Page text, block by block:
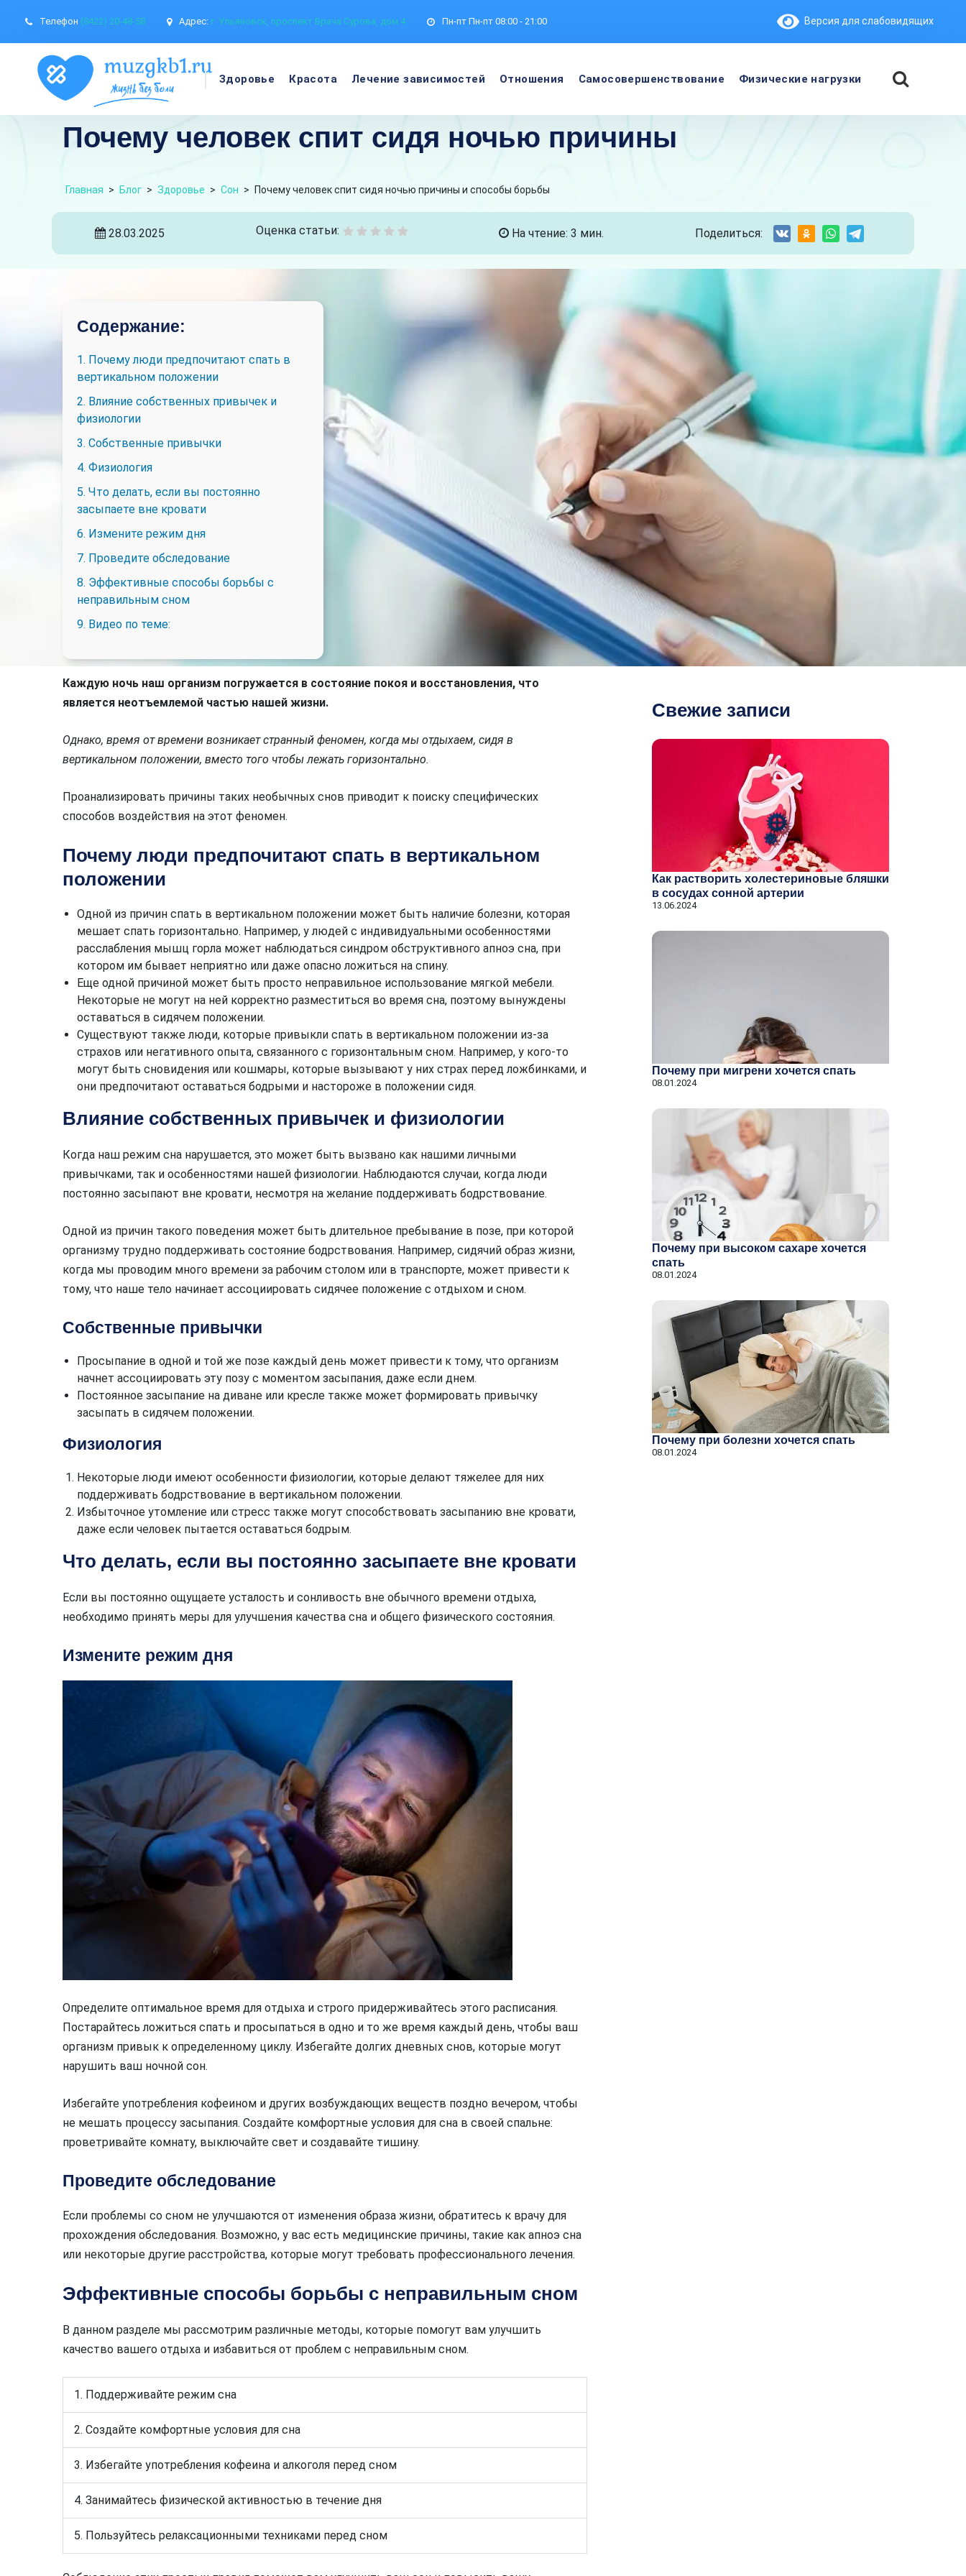
Телефон (8422) 20-48-58 Адрес: г. Ульяновск, проспект Врача Сурова, дом 4 Пн-пт Пн-пт 08:00 - 21:00 Версия для слабовидящих
Здоровье Красота Лечение зависимостей Отношения Самосовершенствование Физические нагрузки
Почему человек спит сидя ночью причины
Главная > Блог > Здоровье > Сон > Почему человек спит сидя ночью причины и способы борьбы
28.03.2025 Оценка статьи: На чтение: 3 мин. Поделиться:
Содержание:
1. Почему люди предпочитают спать в
вертикальном положении
2. Влияние собственных привычек и
физиологии
3. Собственные привычки
4. Физиология
5. Что делать, если вы постоянно
засыпаете вне кровати
6. Измените режим дня
7. Проведите обследование
8. Эффективные способы борьбы с
неправильным сном
9. Видео по теме:
Каждую ночь наш организм погружается в состояние покоя и восстановления, что
является неотъемлемой частью нашей жизни.
Однако, время от времени возникает странный феномен, когда мы отдыхаем, сидя в
вертикальном положении, вместо того чтобы лежать горизонтально.
Проанализировать причины таких необычных снов приводит к поиску специфических
способов воздействия на этот феномен.
Почему люди предпочитают спать в вертикальном
положении
Одной из причин спать в вертикальном положении может быть наличие болезни, которая
мешает спать горизонтально. Например, у людей с индивидуальными особенностями
расслабления мышц горла может наблюдаться синдром обструктивного апноэ сна, при
котором им бывает неприятно или даже опасно ложиться на спину.
Еще одной причиной может быть просто неправильное использование мягкой мебели.
Некоторые не могут на ней корректно разместиться во время сна, поэтому вынуждены
оставаться в сидячем положении.
Существуют также люди, которые привыкли спать в вертикальном положении из-за
страхов или негативного опыта, связанного с горизонтальным сном. Например, у кого-то
могут быть сновидения или кошмары, которые вызывают у них страх перед ложбинками, и
они предпочитают оставаться бодрыми и настороже в положении сидя.
Влияние собственных привычек и физиологии
Когда наш режим сна нарушается, это может быть вызвано как нашими личными
привычками, так и особенностями нашей физиологии. Наблюдаются случаи, когда люди
постоянно засыпают вне кровати, несмотря на желание поддерживать бодрствование.
Одной из причин такого поведения может быть длительное пребывание в позе, при которой
организму трудно поддерживать состояние бодрствования. Например, сидячий образ жизни,
когда мы проводим много времени за рабочим столом или в транспорте, может привести к
тому, что наше тело начинает ассоциировать сидячее положение с отдыхом и сном.
Собственные привычки
Просыпание в одной и той же позе каждый день может привести к тому, что организм
начнет ассоциировать эту позу с моментом засыпания, даже если днем.
Постоянное засыпание на диване или кресле также может формировать привычку
засыпать в сидячем положении.
Физиология
Некоторые люди имеют особенности физиологии, которые делают тяжелее для них
поддерживать бодрствование в вертикальном положении.
Избыточное утомление или стресс также могут способствовать засыпанию вне кровати,
даже если человек пытается оставаться бодрым.
Что делать, если вы постоянно засыпаете вне кровати
Если вы постоянно ощущаете усталость и сонливость вне обычного времени отдыха,
необходимо принять меры для улучшения качества сна и общего физического состояния.
Измените режим дня
Определите оптимальное время для отдыха и строго придерживайтесь этого расписания.
Постарайтесь ложиться спать и просыпаться в одно и то же время каждый день, чтобы ваш
организм привык к определенному циклу. Избегайте долгих дневных снов, которые могут
нарушить ваш ночной сон.
Избегайте употребления кофеином и других возбуждающих веществ поздно вечером, чтобы
не мешать процессу засыпания. Создайте комфортные условия для сна в своей спальне:
проветривайте комнату, выключайте свет и создавайте тишину.
Проведите обследование
Если проблемы со сном не улучшаются от изменения образа жизни, обратитесь к врачу для
прохождения обследования. Возможно, у вас есть медицинские причины, такие как апноэ сна
или некоторые другие расстройства, которые могут требовать профессионального лечения.
Эффективные способы борьбы с неправильным сном
В данном разделе мы рассмотрим различные методы, которые помогут вам улучшить
качество вашего отдыха и избавиться от проблем с неправильным сном.
1. Поддерживайте режим сна
2. Создайте комфортные условия для сна
3. Избегайте употребления кофеина и алкоголя перед сном
4. Занимайтесь физической активностью в течение дня
5. Пользуйтесь релаксационными техниками перед сном
Свежие записи
Как растворить холестериновые бляшки
в сосудах сонной артерии
13.06.2024
Почему при мигрени хочется спать
08.01.2024
Почему при высоком сахаре хочется
спать
08.01.2024
Почему при болезни хочется спать
08.01.2024